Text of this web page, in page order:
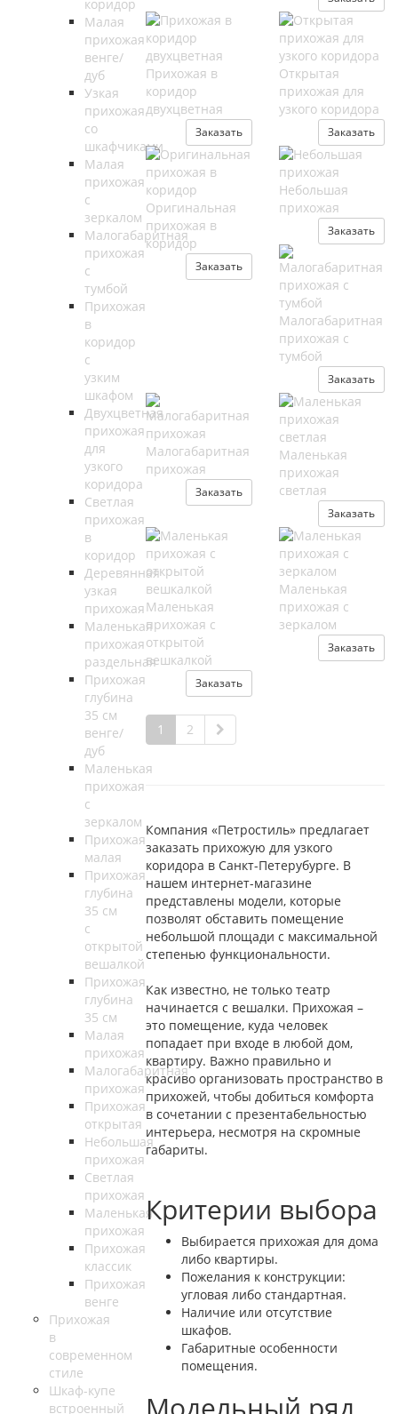
коридор
Малая
прихожая
венге/
дуб
Узкая
прихожая
со
шкафчиками
Малая
прихожая
с
зеркалом
Малогабаритная
прихожая
с
тумбой
Прихожая
в
коридор
с
узким
шкафом
Двухцветная
прихожая
для
узкого
коридора
Светлая
прихожая
в
коридор
Деревянная
узкая
прихожая
Маленькая
прихожая
раздельная
Прихожая
глубина
35 см
венге/
дуб
Маленькая
прихожая
с
зеркалом
Прихожая
малая
Прихожая
глубина
35 см
с
открытой
вешалкой
Прихожая
глубина
35 см
Малая
прихожая
Малогабаритная
прихожая
Прихожая
открытая
Небольшая
прихожая
Светлая
прихожая
Маленькая
прихожая
Прихожая
классик
Прихожая
венге
Прихожая
в
современном
стиле
Шкаф-купе
встроенный
Прихожая в
коридор
двухцветная
Заказать
Открытая
прихожая для
узкого коридора
Заказать
Оригинальная
прихожая в
коридор
Заказать
Небольшая
прихожая
Заказать
Малогабаритная
прихожая с
тумбой
Заказать
Малогабаритная
прихожая
Заказать
Маленькая
прихожая
светлая
Заказать
Маленькая
прихожая с
открытой
вешкалкой
Заказать
Маленькая
прихожая с
зеркалом
Заказать
1 2
Компания «Петростиль» предлагает
заказать прихожую для узкого
коридора в Санкт-Петерубурге. В
нашем интернет-магазине
представлены модели, которые
позволят обставить помещение
небольшой площади с максимальной
степенью функциональности.
Как известно, не только театр
начинается с вешалки. Прихожая –
это помещение, куда человек
попадает при входе в любой дом,
квартиру. Важно правильно и
красиво организовать пространство в
прихожей, чтобы добиться комфорта
в сочетании с презентабельностью
интерьера, несмотря на скромные
габариты.
Критерии выбора
Выбирается прихожая для дома
либо квартиры.
Пожелания к конструкции:
угловая либо стандартная.
Наличие или отсутствие
шкафов.
Габаритные особенности
помещения.